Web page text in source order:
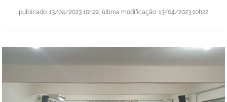
publicado: 13/04/2023 10h22 última modificação: 13/04/2023 10h22